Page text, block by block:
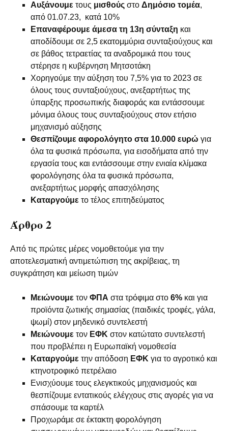
Αυξάνουμε τους μισθούς στο Δημόσιο τομέα,
από 01.07.23, κατά 10%
Επαναφέρουμε άμεσα τη 13η σύνταξη και
αποδίδουμε σε 2,5 εκατομμύρια συνταξιούχους και
σε βάθος τετραετίας τα αναδρομικά που τους
στέρησε η κυβέρνηση Μητσοτάκη
Χορηγούμε την αύξηση του 7,5% για το 2023 σε
όλους τους συνταξιούχους, ανεξαρτήτως της
ύπαρξης προσωπικής διαφοράς και εντάσσουμε
μόνιμα όλους τους συνταξιούχους στον ετήσιο
μηχανισμό αύξησης
Θεσπίζουμε αφορολόγητο στα 10.000 ευρώ για
όλα τα φυσικά πρόσωπα, για εισοδήματα από την
εργασία τους και εντάσσουμε στην ενιαία κλίμακα
φορολόγησης όλα τα φυσικά πρόσωπα,
ανεξαρτήτως μορφής απασχόλησης
Καταργούμε το τέλος επιτηδεύματος
Άρθρο 2
Από τις πρώτες μέρες νομοθετούμε για την
αποτελεσματική αντιμετώπιση της ακρίβειας, τη
συγκράτηση και μείωση τιμών
Μειώνουμε τον ΦΠΑ στα τρόφιμα στο 6% και για
προϊόντα ζωτικής σημασίας (παιδικές τροφές, γάλα,
ψωμί) στον μηδενικό συντελεστή
Μειώνουμε τον ΕΦΚ στον κατώτατο συντελεστή
που προβλέπει η Ευρωπαϊκή νομοθεσία
Καταργούμε την απόδοση ΕΦΚ για το αγροτικό και
κτηνοτροφικό πετρέλαιο
Ενισχύουμε τους ελεγκτικούς μηχανισμούς και
θεσπίζουμε εντατικούς ελέγχους στις αγορές για να
σπάσουμε τα καρτέλ
Προχωράμε σε έκτακτη φορολόγηση